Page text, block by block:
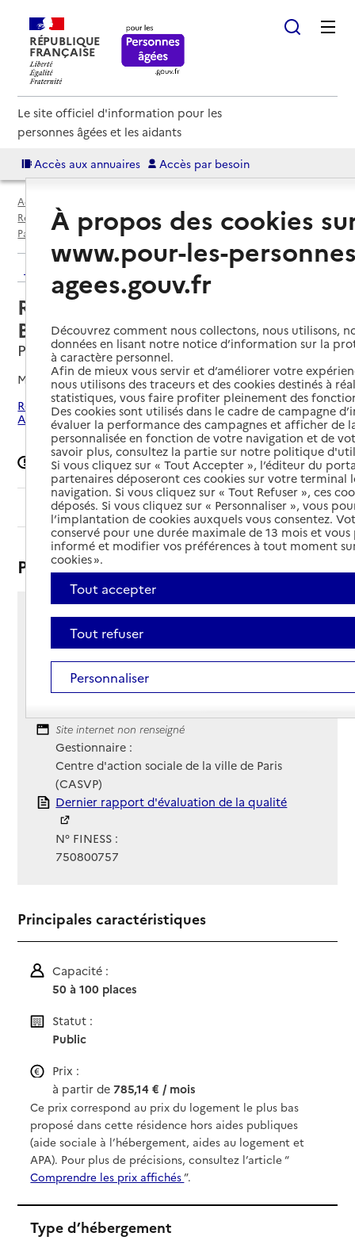
RÉPUBLIQUE
FRANÇAISE
Le site officiel d'information pour les
personnes âgées et les aidants
Accès aux annuaires Accès par besoin
Accueil
Résidences autonomie par département
Paris (75)
Paris 3e Arrondissement
Résidence autonomie Madeleine-Béjart
Retour aux résultats de l'annuaire
Résidence autonomie Madeleine-
Béjart
Paris 3e Arrondissement, PARIS
Mis à jour le16/09/2024
Rechercher les établissements autour de Paris 3e
Arrondissement
Signaler une erreur
Sommaire
Présentation
4 rue de la Perle
75003 - Paris 3e Arrondissement
Téléphone :
01 42 71 58 48
Site Internet
Site internet non renseigné
Gestionnaire :
Centre d'action sociale de la ville de Paris
(CASVP)
Rapport HAS
Dernier rapport d'évaluation de la qualité
N° FINESS :
750800757
Principales caractéristiques
Capacité :
50 à 100 places
Statut :
Public
Prix :
à partir de785,14 € / mois
Ce prix correspond au prix du logement le plus bas
proposé dans cette résidence hors aides publiques
(aide sociale à l’hébergement, aides au logement et
APA). Pour plus de précisions, consultez l’article “
Comprendre les prix affichés”.
Type d’hébergement
À propos des cookies
www.pour-les-
agees.gouv.fr
Découvrez comment nous collectons, nous utilisons,
données en lisant notre notice d’information sur la
à caractère personnel.
Afin de mieux vous servir et d’améliorer votre
nous utilisons des traceurs et des cookies destinés à
statistiques, vous faire profiter pleinement des
Des cookies sont utilisés dans le cadre de campagne
évaluer la performance des campagnes et afficher de
personnalisée en fonction de votre navigation et de
savoir plus, consultez la partie sur notre politique
Si vous cliquez sur « Tout Accepter », l’éditeur du
partenaires déposeront ces cookies sur votre terminal
navigation. Si vous cliquez sur « Tout Refuser », ces
déposés. Si vous cliquez sur « Personnaliser », vous
l’implantation de cookies auxquels vous consentez.
conservé pour une durée maximale de 13 mois et
informé et modifier vos préférences à tout moment
cookies ».
Tout accepter
Tout refuser
Personnaliser